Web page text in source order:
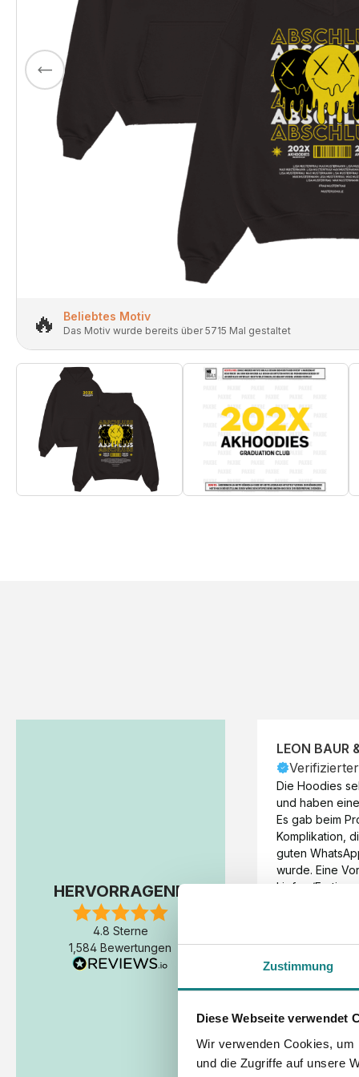
Zustimmung
Diese Webseite verwendet
Wir verwenden Cookies,
und die Zugriffe auf unsere
🔥 Beliebtes Motiv
Das Motiv wurde bereits über 5715 Mal gestaltet
HERVORRAGEND
4.8 Sterne
1,584 Bewertungen
LEON BAUR
Die Hoodies
und haben
Es gab beim
Komplikation,
guten
wurde. Eine
Liefer-/
Fertigstellung